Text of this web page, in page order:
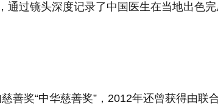
通过镜头深度记录了中国医生在当地出色
善奖“中华慈善奖”，2012年还曾获得由联